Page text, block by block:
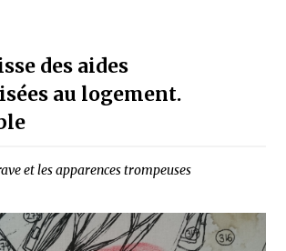
des aides
au logement.
et les apparences trompeuses